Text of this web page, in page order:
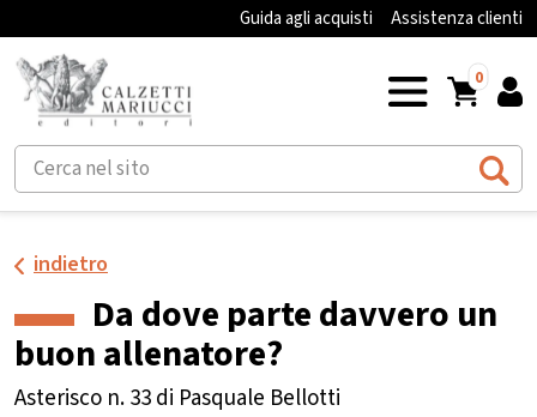
Guida agli acquisti Assistenza clienti
0
indietro
Da dove parte davvero un
buon allenatore?
Asterisco n. 33 di Pasquale Bellotti